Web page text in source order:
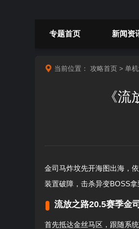
专题首页 新闻资
当前位置： 攻略首页 > 单
《
金司马炸坟先开海图出海，
装置破障，击杀异变BOSS
流放之路20.5赛季金
首先抵达金丝马区，跟随系